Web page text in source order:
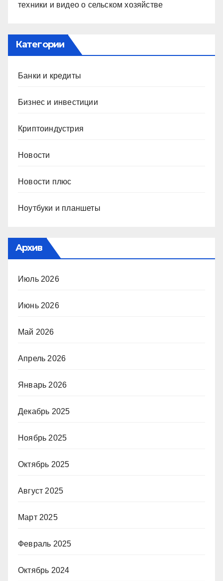
техники и видео о сельском хозяйстве
Категории
Банки и кредиты
Бизнес и инвестиции
Криптоиндустрия
Новости
Новости плюс
Ноутбуки и планшеты
Архив
Июль 2026
Июнь 2026
Май 2026
Апрель 2026
Январь 2026
Декабрь 2025
Ноябрь 2025
Октябрь 2025
Август 2025
Март 2025
Февраль 2025
Октябрь 2024